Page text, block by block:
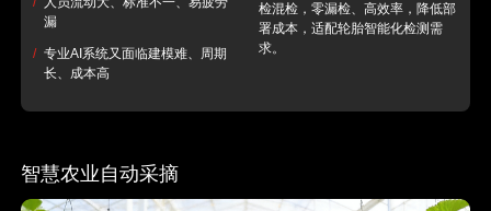
漏
/ 专业AI系统又面临建模难、周期
长、成本高
检混检，零漏检、高效率，降低部
署成本，适配轮胎智能化检测需
求。
智慧农业自动采摘